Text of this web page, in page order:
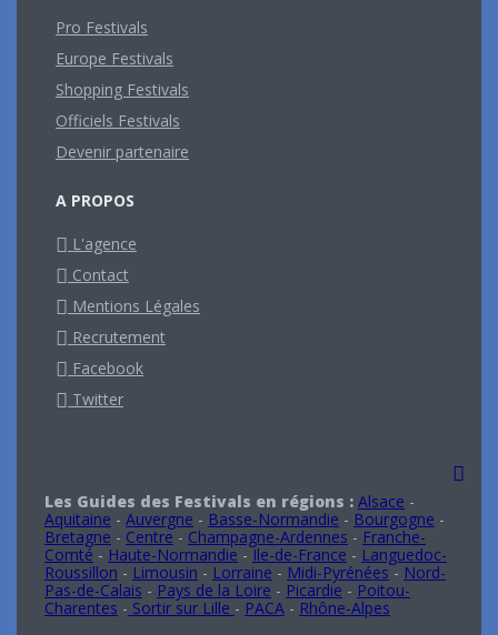
Pro Festivals
Europe Festivals
Shopping Festivals
Officiels Festivals
Devenir partenaire
A PROPOS
L'agence
Contact
Mentions Légales
Recrutement
Facebook
Twitter
Les Guides des Festivals en régions : Alsace -
Aquitaine - Auvergne - Basse-Normandie - Bourgogne -
Bretagne - Centre - Champagne-Ardennes - Franche-
Comté - Haute-Normandie - Ile-de-France - Languedoc-
Roussillon - Limousin - Lorraine - Midi-Pyrénées - Nord-
Pas-de-Calais - Pays de la Loire - Picardie - Poitou-
Charentes - Sortir sur Lille - PACA - Rhône-Alpes